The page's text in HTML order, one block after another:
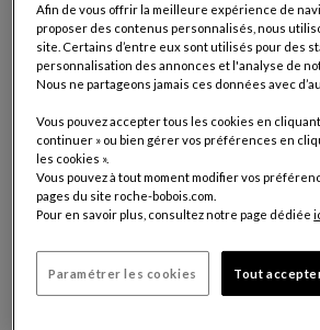
Nom:
Prénom:
Adresse e-mail: (nom@domaine.com)
Afin de vous offrir la meilleure expérience de
proposer des contenus personnalisés, nous
site. Certains d’entre eux sont utilisés pour des
personnalisation des annonces et l'analyse de
Nous ne partageons jamais ces données avec
Vous pouvez accepter tous les cookies en
continuer » ou bien gérer vos préférences en
les cookies ».
Vous pouvez à tout moment modifier vos
pages du site roche-bobois.com.
Pour en savoir plus, consultez notre page dédiée
Paramétrer les cookies Tout